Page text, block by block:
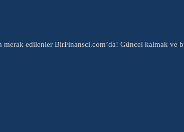
edilenler BirFinansci.com’da! Güncel kalmak ve